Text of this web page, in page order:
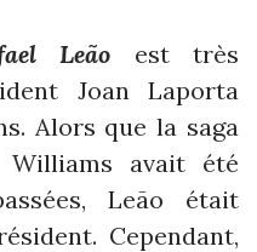
Leão est très
Joan Laporta
Alors que la saga
avait été
Leão était
Cependant,